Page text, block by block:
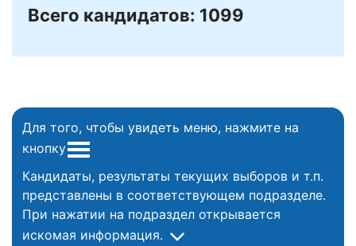
Всего кандидатов: 1099
Для того, чтобы увидеть меню, нажмите на
кнопку
Кандидаты, результаты текущих выборов и т.п.
представлены в соответствующем подразделе.
При нажатии на подраздел открывается
искомая информация.